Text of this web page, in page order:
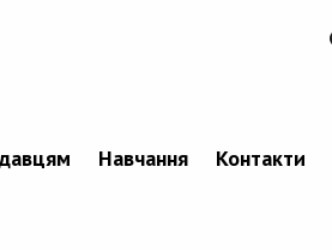
Навчання Контакти